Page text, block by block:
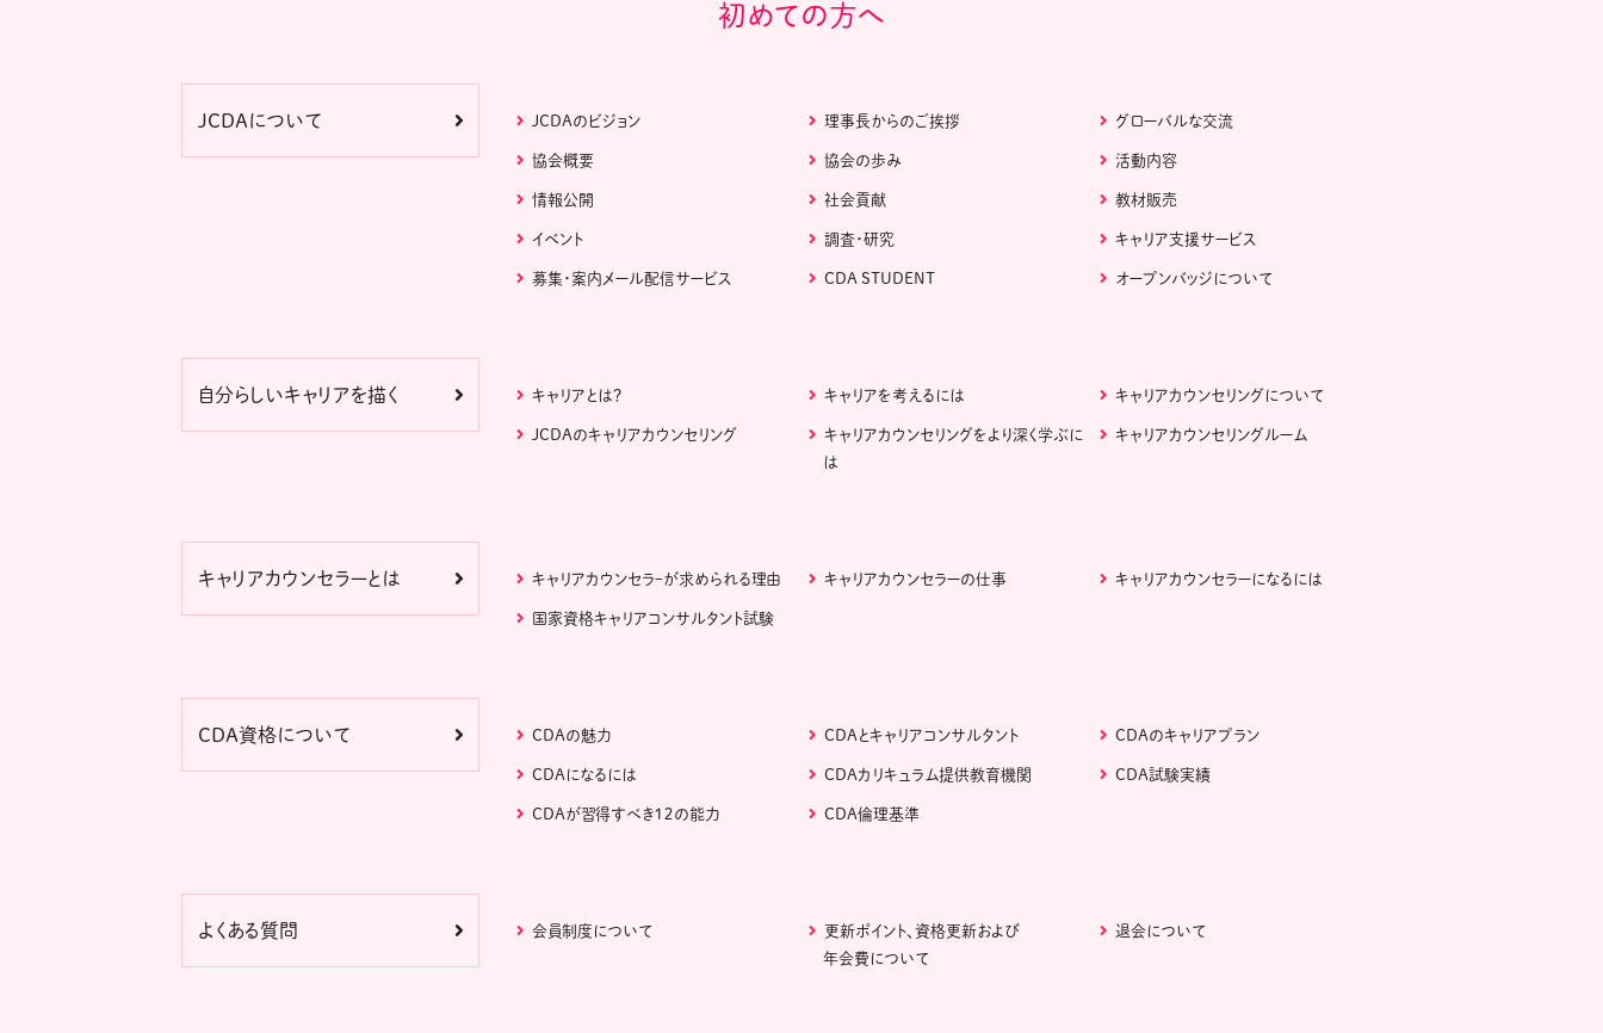
初めての方へ
JCDAについて JCDAのビジョン 理事長からのご挨拶 グローバルな交流
協会概要 協会の歩み 活動内容
情報公開 社会貢献 教材販売
イベント 調査・研究 キャリア支援サービス
募集・案内メール配信サービス CDA STUDENT オープンバッジについて
自分らしいキャリアを描く キャリアとは？ キャリアを考えるには キャリアカウンセリングについて
JCDAのキャリアカウンセリング
キャリアカウンセリングをより深く学ぶに
は
キャリアカウンセリングルーム
キャリアカウンセラーとは キャリアカウンセラｰが求められる理由 キャリアカウンセラーの仕事 キャリアカウンセラーになるには
国家資格キャリアコンサルタント試験
CDA資格について CDAの魅力 CDAとキャリアコンサルタント CDAのキャリアプラン
CDAになるには CDAカリキュラム提供教育機関 CDA試験実績
CDAが習得すべき１２の能力 CDA倫理基準
よくある質問 会員制度について
更新ポイント、資格更新および
年会費について
退会について